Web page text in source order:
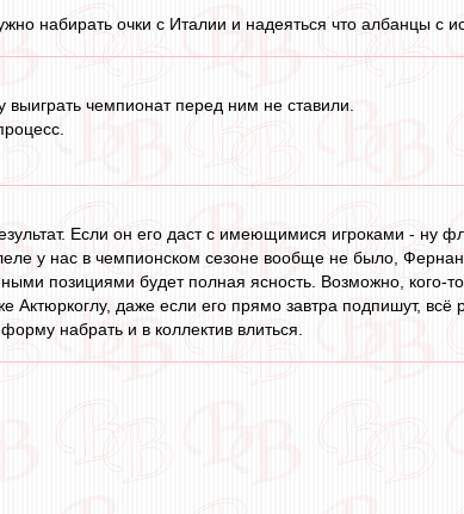
набирать очки с Италии и надеяться что албанцы
выиграть чемпионат перед ним не ставили.
Если он его даст с имеющимися игроками - ну
у нас в чемпионском сезоне вообще не было,
позициями будет полная ясность. Возможно, кого-
Актюркоглу, даже если его прямо завтра подпишут,
набрать и в коллектив влиться.